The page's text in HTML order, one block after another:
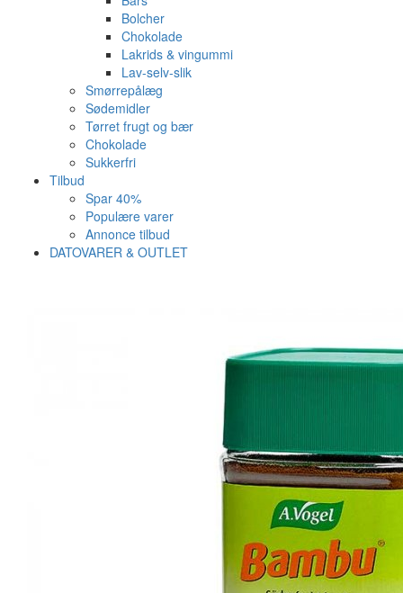
Bolcher
Chokolade
Lakrids & vingummi
Lav-selv-slik
Smørrepålæg
Sødemidler
Tørret frugt og bær
Chokolade
Sukkerfri
Tilbud
Spar 40%
Populære varer
Annonce tilbud
DATOVARER & OUTLET
Vi anbefaler dig disse